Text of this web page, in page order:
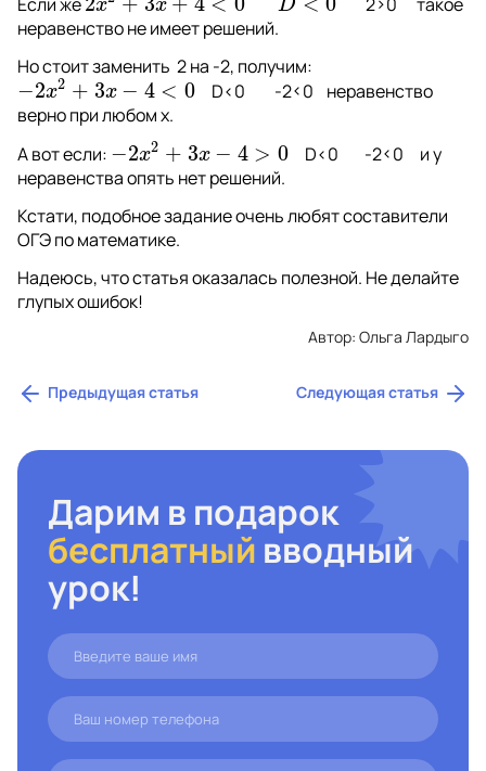
x x
2x2+ 3x +4< 0 D
D< 0
неравенство не имеет решений.
Но стоит заменить  2 на -2, получим:
−2x2 + 3x − 4 < 0
−2x2+ 3x− 4<0 D<0 -2<0 неравенство
верно при любом x.
А вот если: −2x2 + 3x − 4 > 0
−2x2+ 3x− 4>0 D<0 -2<0 и у
неравенства опять нет решений.
Кстати, подобное задание очень любят составители
ОГЭ по математике.
Надеюсь, что статья оказалась полезной. Не делайте
глупых ошибок!
Автор: Ольга Лардыго
Предыдущая статья Следующая статья
Дарим в подарок
бесплатный вводный
урок!